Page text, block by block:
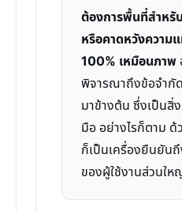
ต้องการพื้นที่สำหรั
หรือคาดหวังความ
100% เหมือนภาพ
พิจารณาถึงข้อจำกั
มาข้างต้น ซึ่งเป็นสิ่
มือ อย่างไรก็ตาม
ก็เป็นเครื่องยืนยัน
ของผู้ใช้งานส่วนใ